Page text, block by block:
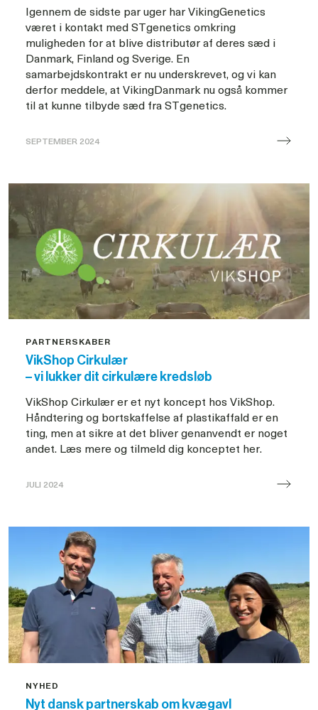
Igennem de sidste par uger har VikingGenetics
været i kontakt med STgenetics omkring
muligheden for at blive distributør af deres sæd i
Danmark, Finland og Sverige. En
samarbejdskontrakt er nu underskrevet, og vi kan
derfor meddele, at VikingDanmark nu også kommer
til at kunne tilbyde sæd fra STgenetics.
SEPTEMBER 2024
PARTNERSKABER
VikShop Cirkulær
– vi lukker dit cirkulære kredsløb
VikShop Cirkulær er et nyt koncept hos VikShop.
Håndtering og bortskaffelse af plastikaffald er en
ting, men at sikre at det bliver genanvendt er noget
andet. Læs mere og tilmeld dig konceptet her.
JULI 2024
NYHED
Nyt dansk partnerskab om kvægavl